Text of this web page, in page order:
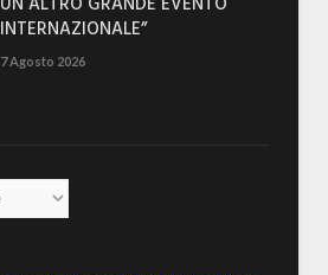
INTERNAZIONALE”
7 Agosto 2026